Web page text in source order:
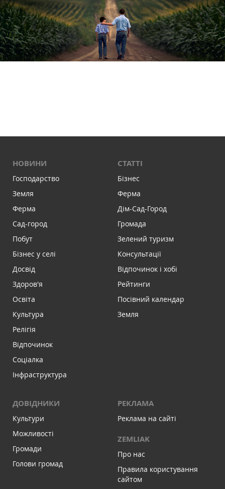
НОВИНИ
Господарство
Земля
Ферма
Сад-город
Побут
Бізнес у селі
Досвід
Здоров'я
Освіта
Культура
Релігія
Відпочинок
Соціалка
Інфраструктура
СТАТТІ
Бізнес
Ферма
Дім-Сад-Город
Громада
Зелений туризм
Консультації
Відпочинок і хобі
Рейтинги
Посівний календар
Земля
ДОВІДНИКИ
Культури
Можливості
Громади
Голови громад
РЕКЛАМА
Реклама на сайті
ZEMLIAK
Про нас
Правила користування
сайтом